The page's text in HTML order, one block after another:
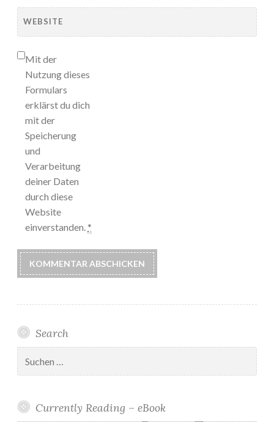
WEBSITE
Mit der
Nutzung dieses
Formulars
erklärst du dich
mit der
Speicherung
und
Verarbeitung
deiner Daten
durch diese
Website
einverstanden. *
Search
nach:
Currently Reading – eBook